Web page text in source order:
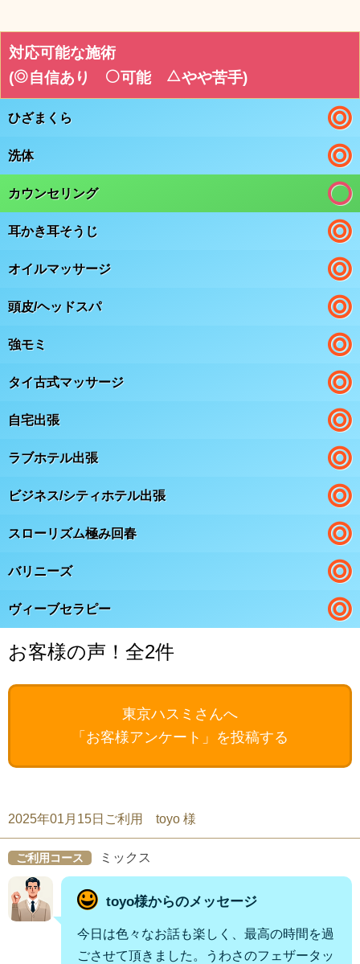
対応可能な施術
(
自信あり 可能 やや苦手)
ひざまくら
洗体
カウンセリング
耳かき耳そうじ
オイルマッサージ
頭皮/ヘッドスパ
強モミ
タイ古式マッサージ
自宅出張
ラブホテル出張
ビジネス/シティホテル出張
スローリズム極み回春
バリニーズ
ヴィーブセラピー
お客様の声！全2件
東京ハスミさんへ
「お客様アンケート」を投稿する
2025年01月15日ご利用 toyo 様
ご利用コース ミックス
toyo様からのメッセージ
今日は色々なお話も楽しく、最高の時間を過
ごさせて頂きました。うわさのフェザータッ